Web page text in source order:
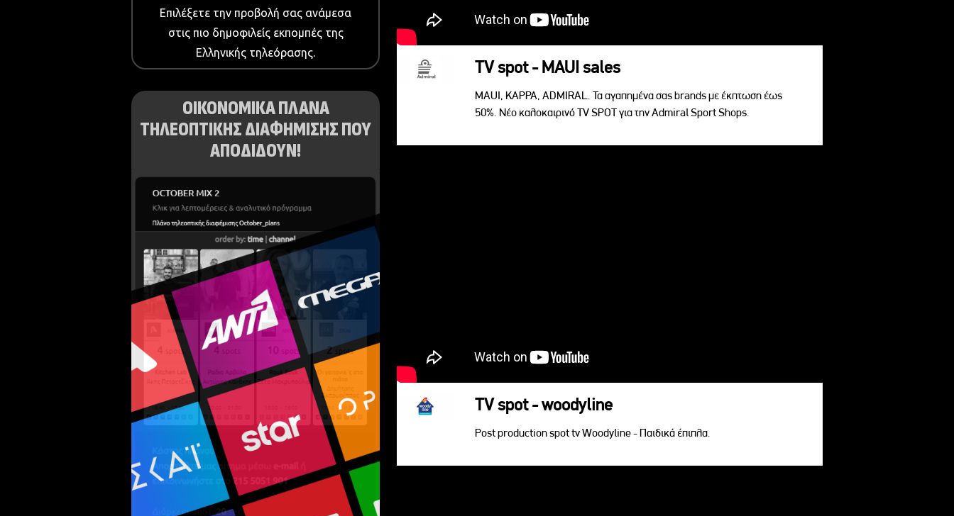
Επιλέξετε την προβολή σας ανάμεσα
στις πιο δημοφιλείς εκπομπές της
Ελληνικής τηλεόρασης.
ΟΙΚΟΝΟΜΙΚΑ ΠΛΑΝΑ
ΤΗΛΕΟΠΤΙΚΗΣ ΔΙΑΦΗΜΙΣΗΣ ΠΟΥ
ΑΠΟΔΙΔΟΥΝ!
TV spot - MAUI sales
MAUI, KAPPA, ADMIRAL. Τα αγαπημένα σας brands με έκπτωση έως
50%. Νέο καλοκαιρινό TV SPOT για την Admiral Sport Shops.
TV spot - woodyline
Post production spot tv Woodyline - Παιδικά έπιπλα.